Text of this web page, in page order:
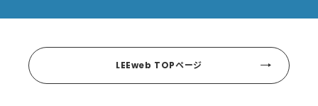
LEEweb TOPページ